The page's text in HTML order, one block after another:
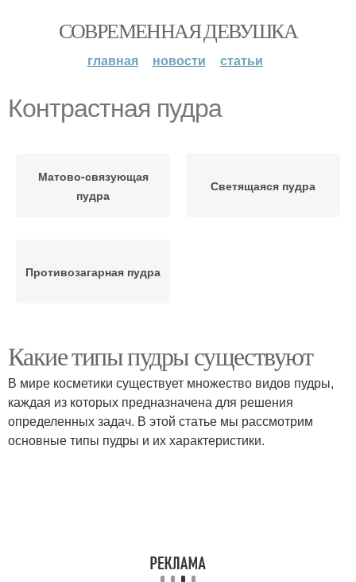
СОВРЕМЕННАЯ ДЕВУШКА
главная новости статьи
Контрастная пудра
Матово-связующая
пудра
Светящаяся пудра
Противозагарная пудра
Какие типы пудры существуют
В мире косметики существует множество видов пудры,
каждая из которых предназначена для решения
определенных задач. В этой статье мы рассмотрим
основные типы пудры и их характеристики.